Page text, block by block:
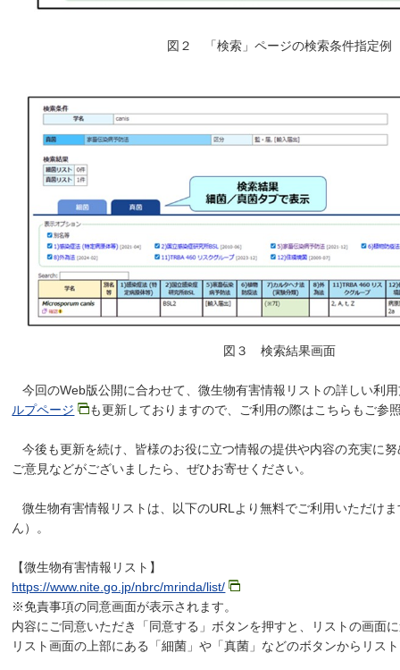
図２ 「検索」ページの検索条件指定例
図３ 検索結果画面
今回のWeb版公開に合わせて、微生物有害情報リストの詳しい利
ルプページ
も更新しておりますので、ご利用の際はこちらもご参
今後も更新を続け、皆様のお役に立つ情報の提供や内容の充実に
ご意見などがございましたら、ぜひお寄せください。
微生物有害情報リストは、以下のURLより無料でご利用いただけ
ん）。
【微生物有害情報リスト】
https://www.nite.go.jp/nbrc/mrinda/list/
※免責事項の同意画面が表示されます。
内容にご同意いただき「同意する」ボタンを押すと、リストの画面
リスト画面の上部にある「細菌」や「真菌」などのボタンからリス